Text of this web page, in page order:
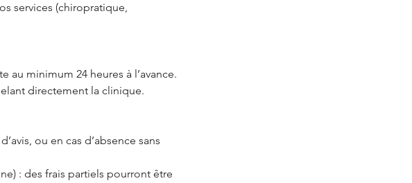
services (chiropratique,
minimum 24 heures à l’avance.
directement la clinique.
ou en cas d’absence sans
: des frais partiels pourront être